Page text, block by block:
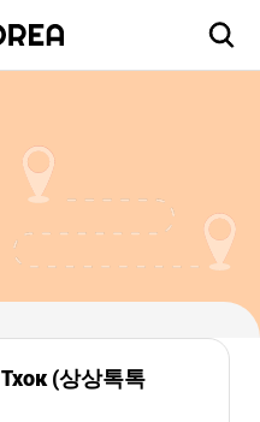
(상상톡톡